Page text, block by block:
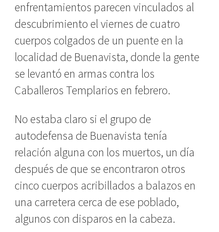
enfrentamientos parecen vinculados al
descubrimiento el viernes de cuatro
cuerpos colgados de un puente en la
localidad de Buenavista, donde la gente
se levantó en armas contra los
Caballeros Templarios en febrero.
No estaba claro si el grupo de
autodefensa de Buenavista tenía
relación alguna con los muertos, un día
después de que se encontraron otros
cinco cuerpos acribillados a balazos en
una carretera cerca de ese poblado,
algunos con disparos en la cabeza.